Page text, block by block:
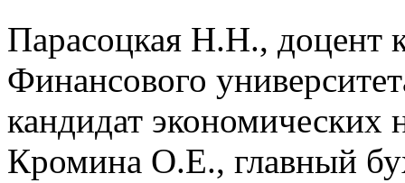
Парасоцкая Н.Н., доцент
Финансового
кандидат экономических
Кромина О.Е., главный